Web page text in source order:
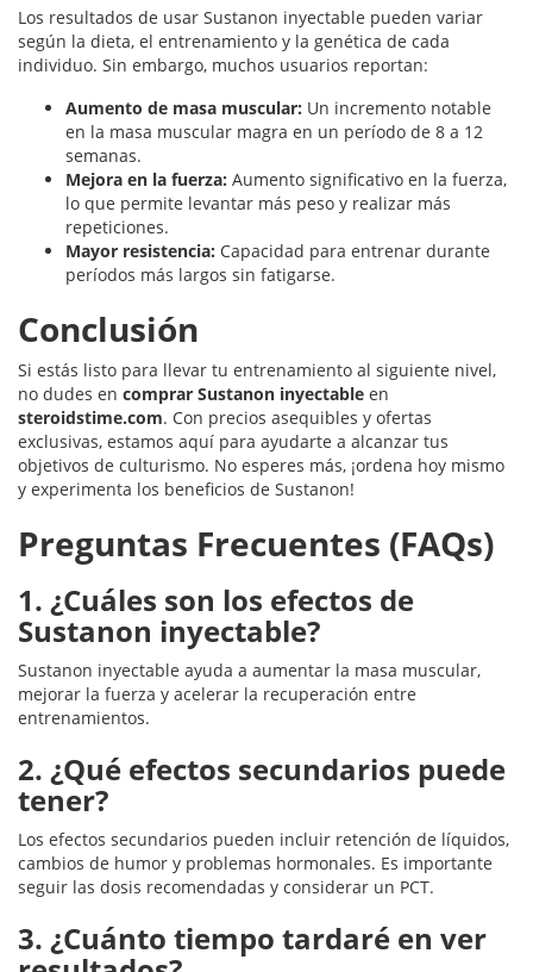
Los resultados de usar Sustanon inyectable pueden variar
según la dieta, el entrenamiento y la genética de cada
individuo. Sin embargo, muchos usuarios reportan:
Aumento de masa muscular: Un incremento notable
en la masa muscular magra en un período de 8 a 12
semanas.
Mejora en la fuerza: Aumento significativo en la fuerza,
lo que permite levantar más peso y realizar más
repeticiones.
Mayor resistencia: Capacidad para entrenar durante
períodos más largos sin fatigarse.
Conclusión
Si estás listo para llevar tu entrenamiento al siguiente nivel,
no dudes en comprar Sustanon inyectable en
steroidstime.com. Con precios asequibles y ofertas
exclusivas, estamos aquí para ayudarte a alcanzar tus
objetivos de culturismo. No esperes más, ¡ordena hoy mismo
y experimenta los beneficios de Sustanon!
Preguntas Frecuentes (FAQs)
1. ¿Cuáles son los efectos de
Sustanon inyectable?
Sustanon inyectable ayuda a aumentar la masa muscular,
mejorar la fuerza y acelerar la recuperación entre
entrenamientos.
2. ¿Qué efectos secundarios puede
tener?
Los efectos secundarios pueden incluir retención de líquidos,
cambios de humor y problemas hormonales. Es importante
seguir las dosis recomendadas y considerar un PCT.
3. ¿Cuánto tiempo tardaré en ver